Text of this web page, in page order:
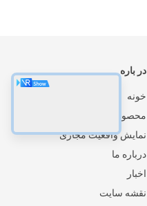
در باره
خونه
محصولات
نمایش واقعیت مجازی
درباره ما
اخبار
نقشه سایت